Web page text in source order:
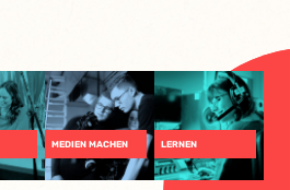
MEDIEN MACHEN LERNEN